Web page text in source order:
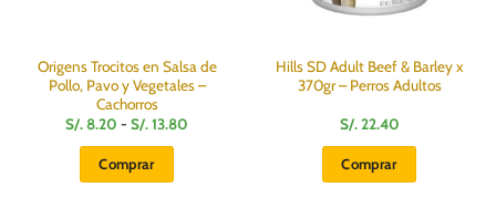
producto
Origens Trocitos en Salsa de
Pollo, Pavo y Vegetales –
Cachorros
S/.8.20 - S/.13.80
Comprar
Hills SD Adult Beef & Barley x
370gr – Perros Adultos
S/.22.40
Comprar